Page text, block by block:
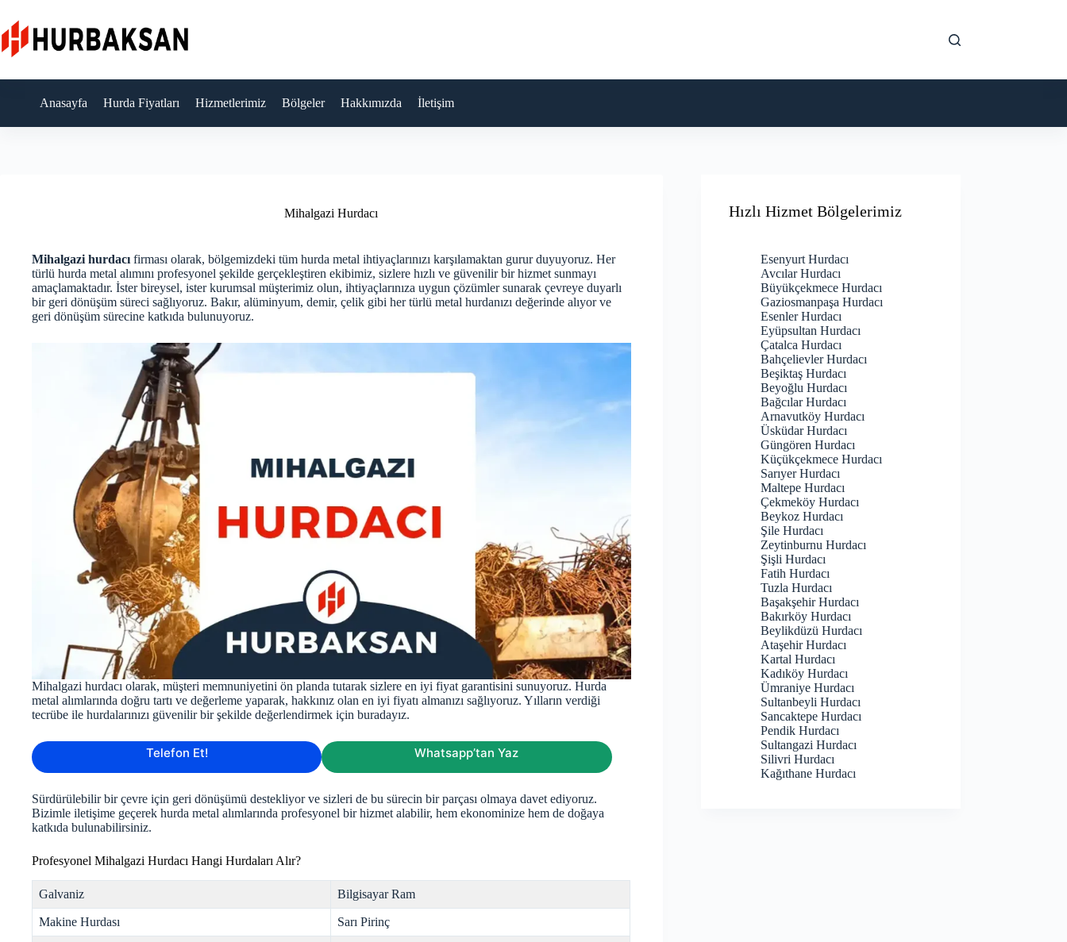
content
Anasayfa Hurda Fiyatları Hizmetlerimiz Bölgeler Hakkımızda İletişim
Mihalgazi Hurdacı
Mihalgazi hurdacı firması olarak, bölgemizdeki tüm hurda metal ihtiyaçlarınızı karşılamaktan gurur duyuyoruz. Her
türlü hurda metal alımını profesyonel şekilde gerçekleştiren ekibimiz, sizlere hızlı ve güvenilir bir hizmet sunmayı
amaçlamaktadır. İster bireysel, ister kurumsal müşterimiz olun, ihtiyaçlarınıza uygun çözümler sunarak çevreye duyarlı
bir geri dönüşüm süreci sağlıyoruz. Bakır, alüminyum, demir, çelik gibi her türlü metal hurdanızı değerinde alıyor ve
geri dönüşüm sürecine katkıda bulunuyoruz.
Mihalgazi hurdacı olarak, müşteri memnuniyetini ön planda tutarak sizlere en iyi fiyat garantisini sunuyoruz. Hurda
metal alımlarında doğru tartı ve değerleme yaparak, hakkınız olan en iyi fiyatı almanızı sağlıyoruz. Yılların verdiği
tecrübe ile hurdalarınızı güvenilir bir şekilde değerlendirmek için buradayız.
Telefon Et! Whatsapp’tan Yaz
Sürdürülebilir bir çevre için geri dönüşümü destekliyor ve sizleri de bu sürecin bir parçası olmaya davet ediyoruz.
Bizimle iletişime geçerek hurda metal alımlarında profesyonel bir hizmet alabilir, hem ekonominize hem de doğaya
katkıda bulunabilirsiniz.
Profesyonel Mihalgazi Hurdacı Hangi Hurdaları Alır?
Galvaniz Bilgisayar Ram
Makine Hurdası Sarı Pirinç
Hızlı Hizmet Bölgelerimiz
Esenyurt Hurdacı
Avcılar Hurdacı
Büyükçekmece Hurdacı
Gaziosmanpaşa Hurdacı
Esenler Hurdacı
Eyüpsultan Hurdacı
Çatalca Hurdacı
Bahçelievler Hurdacı
Beşiktaş Hurdacı
Beyoğlu Hurdacı
Bağcılar Hurdacı
Arnavutköy Hurdacı
Üsküdar Hurdacı
Güngören Hurdacı
Küçükçekmece Hurdacı
Sarıyer Hurdacı
Maltepe Hurdacı
Çekmeköy Hurdacı
Beykoz Hurdacı
Şile Hurdacı
Zeytinburnu Hurdacı
Şişli Hurdacı
Fatih Hurdacı
Tuzla Hurdacı
Başakşehir Hurdacı
Bakırköy Hurdacı
Beylikdüzü Hurdacı
Ataşehir Hurdacı
Kartal Hurdacı
Kadıköy Hurdacı
Ümraniye Hurdacı
Sultanbeyli Hurdacı
Sancaktepe Hurdacı
Pendik Hurdacı
Sultangazi Hurdacı
Silivri Hurdacı
Kağıthane Hurdacı